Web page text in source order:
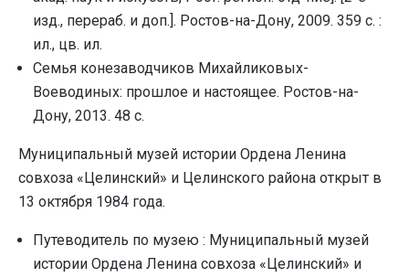
изд., перераб. и доп.]. Ростов-на-Дону, 2009. 359 с. :
ил., цв. ил.
Семья конезаводчиков Михайликовых-
Воеводиных: прошлое и настоящее. Ростов-на-
Дону, 2013. 48 с.
Муниципальный музей истории Ордена Ленина
совхоза «Целинский» и Целинского района открыт в
13 октября 1984 года.
Путеводитель по музею : Муниципальный музей
истории Ордена Ленина совхоза «Целинский» и